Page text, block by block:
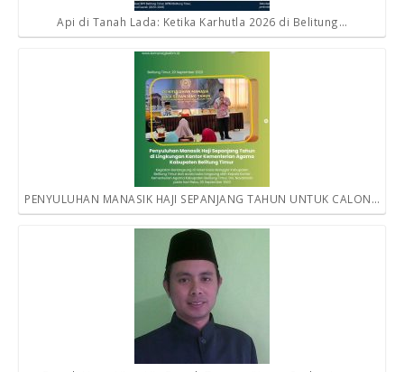
Api di Tanah Lada: Ketika Karhutla 2026 di Belitung…
PENYULUHAN MANASIK HAJI SEPANJANG TAHUN UNTUK CALON…